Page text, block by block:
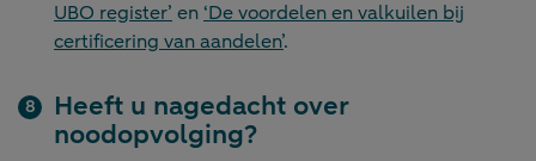
UBO register’ en ‘De voordelen en valkuilen bij
certificering van aandelen’.
Heeft u nagedacht over
noodopvolging?